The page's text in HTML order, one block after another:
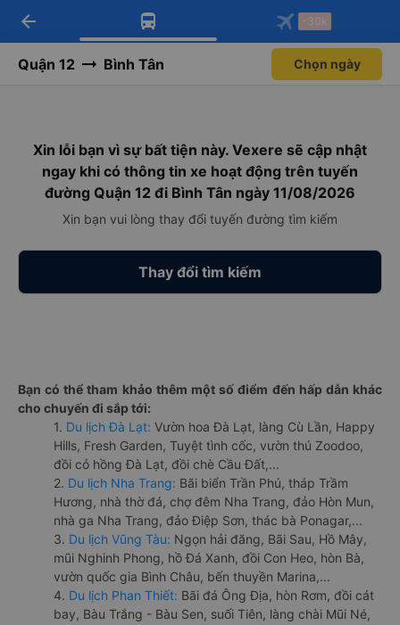
Tải app Vexere ngay!
Nhận ưu đãi thành viên độc
Mở app
Tải app Vexere
-30k/ghế khi đặt vé máy bay qua
Mở app
arrow_back -30k
Quận 12 Bình Tân Chọn ngày
Xin lỗi bạn vì sự bất tiện này. Vexere sẽ cập nhật
ngay khi có thông tin xe hoạt động trên tuyến
đường Quận 12 đi Bình Tân ngày 11/08/2026
Xin bạn vui lòng thay đổi tuyến đường tìm kiếm
Thay đổi tìm kiếm
Bạn có thể tham khảo thêm một số điểm đến hấp dẫn khác
cho chuyến đi sắp tới:
1. Du lịch Đà Lạt: Vườn hoa Đà Lạt, làng Cù Lần, Happy
Hills, Fresh Garden, Tuyệt tình cốc, vườn thú Zoodoo,
đồi cỏ hồng Đà Lạt, đồi chè Cầu Đất,...
2. Du lịch Nha Trang: Bãi biển Trần Phú, tháp Trầm
Hương, nhà thờ đá, chợ đêm Nha Trang, đảo Hòn Mun,
nhà ga Nha Trang, đảo Điệp Sơn, thác bà Ponagar,...
3. Du lịch Vũng Tàu: Ngọn hải đăng, Bãi Sau, Hồ Mây,
mũi Nghinh Phong, hồ Đá Xanh, đồi Con Heo, hòn Bà,
vườn quốc gia Bình Châu, bến thuyền Marina,...
4. Du lịch Phan Thiết: Bãi đá Ông Địa, hòn Rơm, đồi cát
bay, Bàu Trắng - Bàu Sen, suối Tiên, làng chài Mũi Né,